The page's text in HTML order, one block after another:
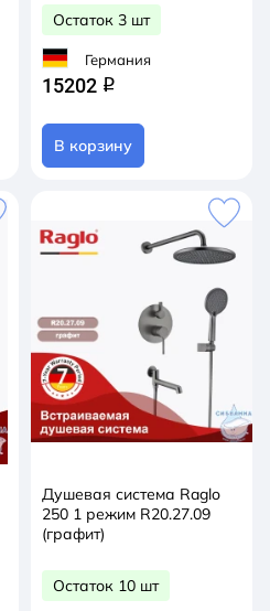
Остаток 3 шт
Германия
15202 q
В корзину
Душевая система Raglo
250 1 режим R20.27.09
(графит)
Остаток 10 шт